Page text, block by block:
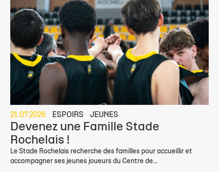
21.07.2026 ESPOIRS JEUNES
Devenez une Famille Stade
Rochelais !
Le Stade Rochelais recherche des familles pour accueillir et
accompagner ses jeunes joueurs du Centre de...